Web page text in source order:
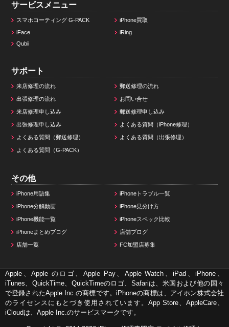
サービスメニュー
スマホコーティング G-PACK
iPhone買取
iFace
iRing
Qubii
サポート
来店修理の流れ 郵送修理の流れ
出張修理の流れ お問い合せ
来店修理申し込み 郵送修理申し込み
出張修理申し込み よくある質問（iPhone修理）
よくある質問（郵送修理） よくある質問（出張修理）
よくある質問（G-PACK）
その他
iPhone用語集 iPhoneトラブル一覧
iPhone分解動画 iPhone見分け方
iPhone機能一覧 iPhoneスペック比較
iPhoneまとめブログ 店舗ブログ
店舗一覧 FC加盟店募集
Apple、Apple のロゴ、Apple Pay、Apple Watch、iPad、iPhone、
iTunes、QuickTime、QuickTimeのロゴ、Safariは、米国および他の国々
で登録されたApple Inc.の商標です。iPhoneの商標は、アイホン株式会社
のライセンスにもとづき使用されています。App Store、AppleCare、
iCloudは、Apple Inc.のサービスマークです。